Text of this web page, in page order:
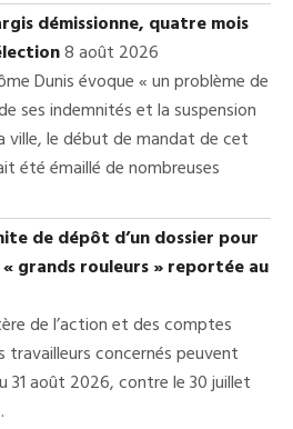
démissionne, quatre mois
8 août 2026
Dunis évoque « un problème de
ses indemnités et la suspension
ville, le début de mandat de cet
été émaillé de nombreuses
de dépôt d’un dossier pour
grands rouleurs » reportée au
de l’action et des comptes
travailleurs concernés peuvent
31 août 2026, contre le 30 juillet